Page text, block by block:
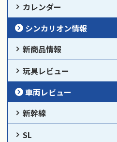
カレンダー
シンカリオン情報
新商品情報
玩具レビュー
車両レビュー
新幹線
SL